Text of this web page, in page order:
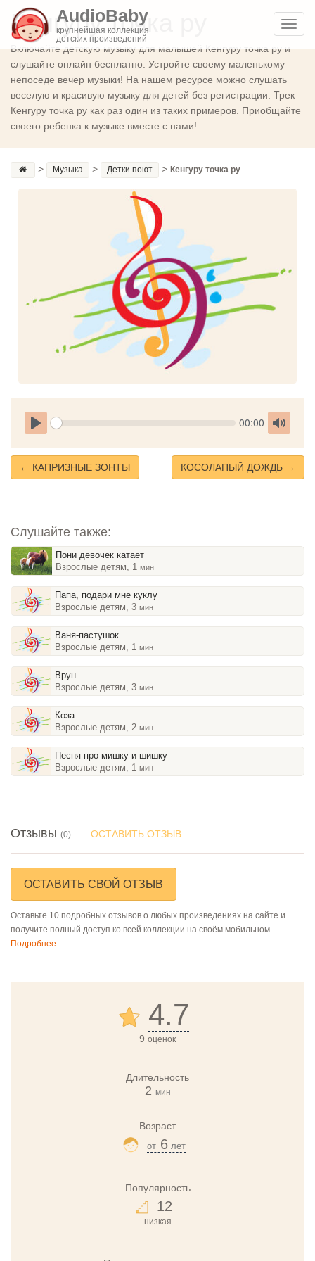
AudioBaby
крупнейшая коллекция
детских произведений
Кенгуру точка ру
Включайте детскую музыку для малышей Кенгуру точка ру и
слушайте онлайн бесплатно. Устройте своему маленькому
непоседе вечер музыки! На нашем ресурсе можно слушать
веселую и красивую музыку для детей без регистрации. Трек
Кенгуру точка ру как раз один из таких примеров. Приобщайте
своего ребенка к музыке вместе с нами!
> Музыка > Детки поют > Кенгуру точка ру
Play
Current
00:00
Toggle
← КАПРИЗНЫЕ ЗОНТЫ КОСОЛАПЫЙ ДОЖДЬ →
Слушайте также:
Пони девочек катает
Взрослые детям, 1 мин
Папа, подари мне куклу
Взрослые детям, 3мин
Ваня-пастушок
Взрослые детям, 1мин
Врун
Взрослые детям, 3мин
Коза
Взрослые детям, 2мин
Песня про мишку и шишку
Взрослые детям, 1мин
Отзывы (0) ОСТАВИТЬ ОТЗЫВ
ОСТАВИТЬ СВОЙ ОТЗЫВ
Оставьте 10 подробных отзывов о любых произведениях на сайте и
получите полный доступ ко всей коллекции на своём мобильном
Подробнее
4.7
9 оценок
Длительность
2 мин
Возраст
от6лет
Популярность
12
низкая